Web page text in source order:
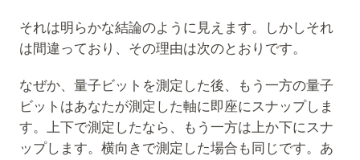
それは明らかな結論のように見えます。しかしそれ
は間違っており、その理由は次のとおりです。
なぜか、量子ビットを測定した後、もう一方の量子
ビットはあなたが測定した軸に即座にスナップしま
す。上下で測定したなら、もう一方は上か下にスナ
ップします。横向きで測定した場合も同じです。あ